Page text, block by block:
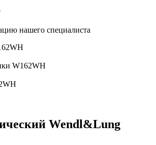
нашего специалиста
W162WH
Wendl&Lung